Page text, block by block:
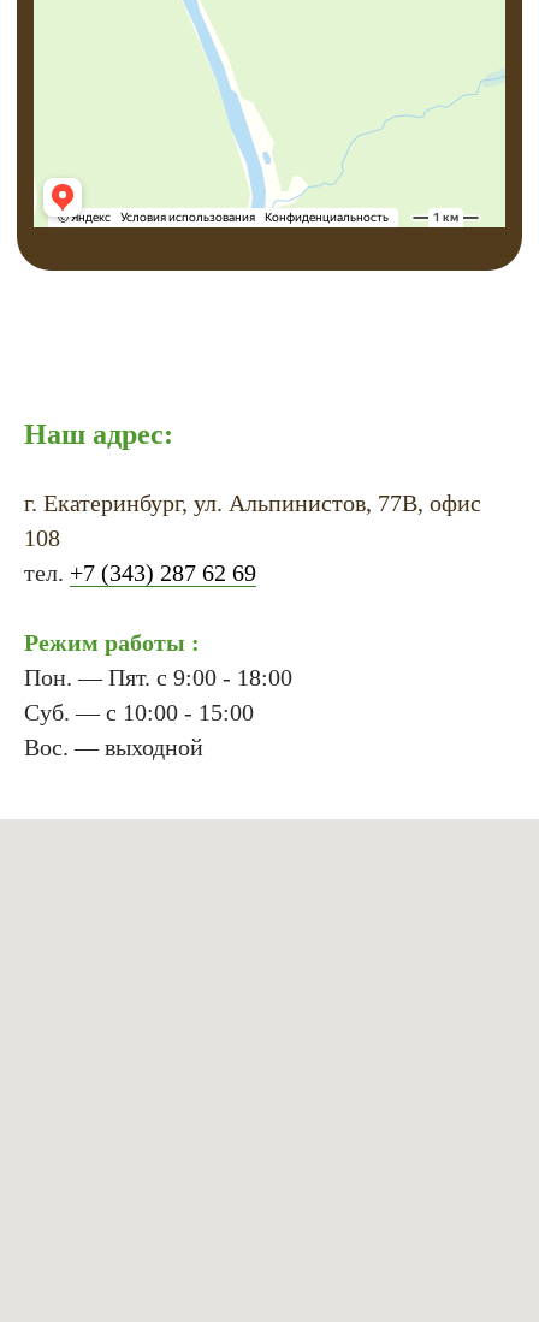
Наш адрес:
г. Екатеринбург, ул. Альпинистов, 77В, офис
108
тел. +7 (343) 287 62 69
Режим работы :
Пон. — Пят. с 9:00 - 18:00
Суб. — с 10:00 - 15:00
Вос. — выходной